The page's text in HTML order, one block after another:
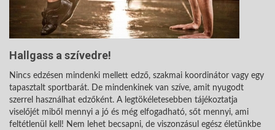
Hallgass a szívedre!
Nincs edzésen mindenki mellett edző, szakmai koordinátor vagy egy
tapasztalt sportbarát. De mindenkinek van szíve, amit nyugodt
szerrel használhat edzőként. A legtökéletesebben tájékoztatja
viselőjét miből mennyi a jó és még elfogadható, sőt mennyi, ami
feltétlenül kell! Nem lehet becsapni, de viszonzásul egész életünkbe